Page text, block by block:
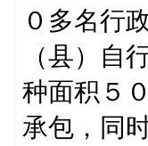
０多名行
（县）自
种面积５
承包，同